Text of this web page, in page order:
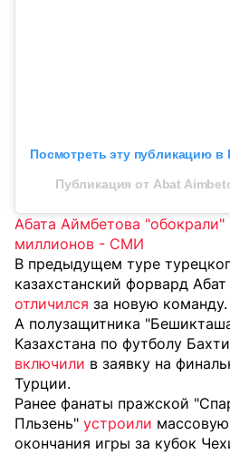
Посмотреть эту публикацию в
Публикация от Abat
Абата Аймбетова "обокрали"
миллионов - СМИ
В предыдущем туре
казахстанский форвард
отличился за новую команду.
А полузащитника
Казахстана по футболу
включили в заявку на
Турции.
Ранее фанаты пражской
Пльзень" устроили
окончания игры за кубок